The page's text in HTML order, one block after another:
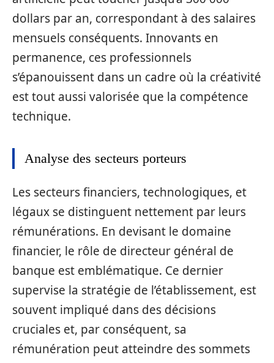
dollars par an, correspondant à des salaires
mensuels conséquents. Innovants en
permanence, ces professionnels
s’épanouissent dans un cadre où la créativité
est tout aussi valorisée que la compétence
technique.
Analyse des secteurs porteurs
Les secteurs financiers, technologiques, et
légaux se distinguent nettement par leurs
rémunérations. En devisant le domaine
financier, le rôle de directeur général de
banque est emblématique. Ce dernier
supervise la stratégie de l’établissement, est
souvent impliqué dans des décisions
cruciales et, par conséquent, sa
rémunération peut atteindre des sommets